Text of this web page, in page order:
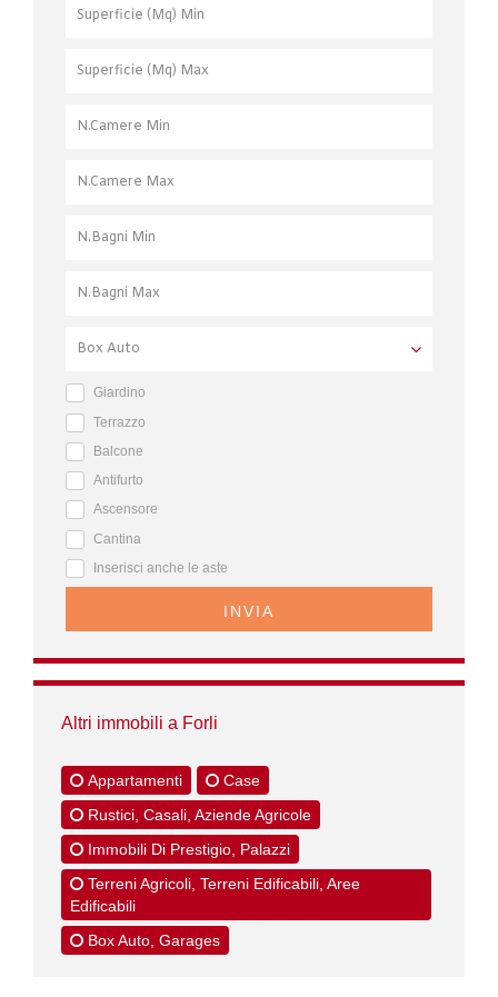
Giardino
Terrazzo
Balcone
Antifurto
Ascensore
Cantina
Inserisci anche le aste
INVIA
Altri immobili a Forli
Appartamenti
Case
Rustici, Casali, Aziende Agricole
Immobili Di Prestigio, Palazzi
Terreni Agricoli, Terreni Edificabili, Aree
Edificabili
Box Auto, Garages